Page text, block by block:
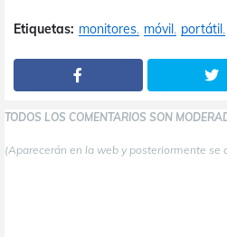
Etiquetas: monitores móvil portátil
TODOS LOS COMENTARIOS SON
(Aparecerán en la web y posteriormente se